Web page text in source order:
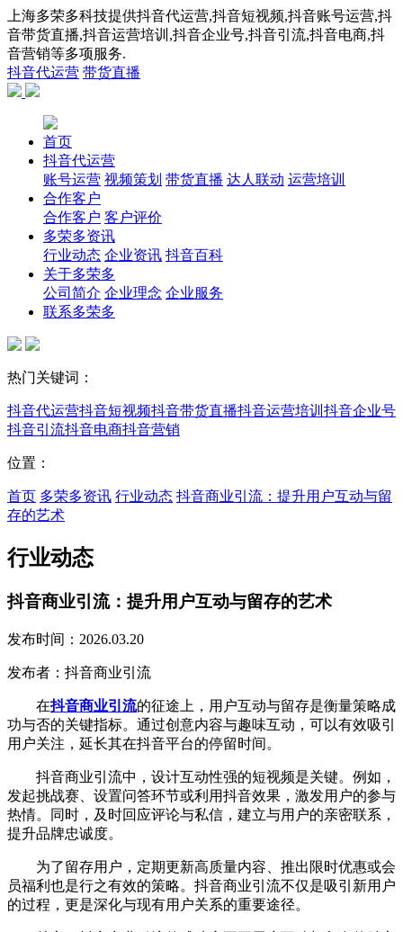
上海多荣多科技提供抖音代运营,抖音短视频,抖音账号运营,抖
音带货直播,抖音运营培训,抖音企业号,抖音引流,抖音电商,抖
音营销等多项服务.
抖音代运营 带货直播
首页
抖音代运营
账号运营 视频策划 带货直播 达人联动 运营培训
合作客户
合作客户 客户评价
多荣多资讯
行业动态 企业资讯 抖音百科
关于多荣多
公司简介 企业理念 企业服务
联系多荣多
热门关键词：
抖音代运营抖音短视频抖音带货直播抖音运营培训 抖音企业号
抖音引流抖音电商抖音营销
位置：
首页 多荣多资讯 行业动态 抖音商业引流：提升用户互动与留
存的艺术
行业动态
抖音商业引流：提升用户互动与留存的艺术
发布时间：2026.03.20
发布者：抖音商业引流
在抖音商业引流的征途上，用户互动与留存是衡量策略成
功与否的关键指标。通过创意内容与趣味互动，可以有效吸引
用户关注，延长其在抖音平台的停留时间。
抖音商业引流中，设计互动性强的短视频是关键。例如，
发起挑战赛、设置问答环节或利用抖音效果，激发用户的参与
热情。同时，及时回应评论与私信，建立与用户的亲密联系，
提升品牌忠诚度。
为了留存用户，定期更新高质量内容、推出限时优惠或会
员福利也是行之有效的策略。抖音商业引流不仅是吸引新用户
的过程，更是深化与现有用户关系的重要途径。